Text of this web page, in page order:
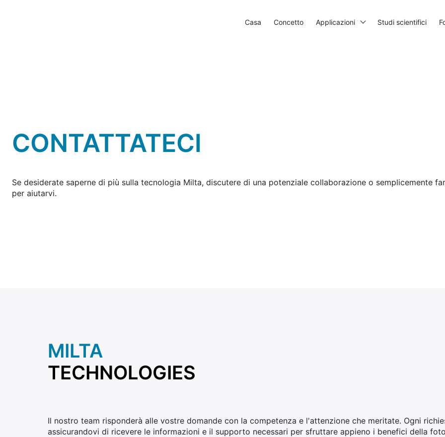
CONTATTATECI
Se desiderate saperne di più sulla tecnologia Milta, discutere di una potenziale collaborazione o semplicemente
per aiutarvi.
MILTA
TECHNOLOGIES
Il nostro team risponderà alle vostre domande con la competenza e l'attenzione che meritate. Ogni
assicurandovi di ricevere le informazioni e il supporto necessari per sfruttare appieno i benefici della
Casa Concetto Applicazioni Studi scientifici